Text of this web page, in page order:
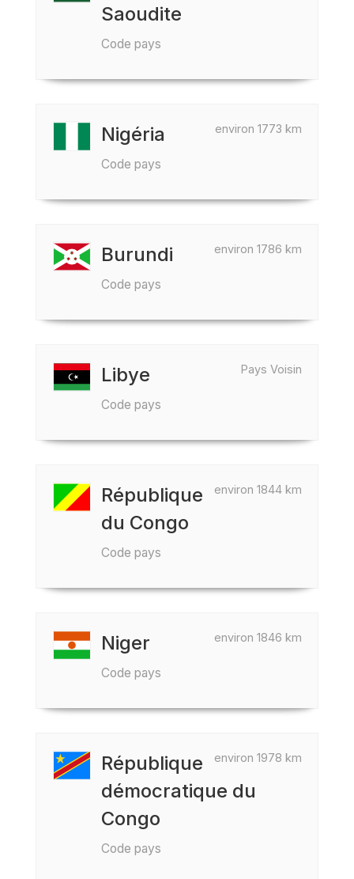
Saoudite
Code pays
environ 1773 km
Nigéria
Code pays
environ 1786 km
Burundi
Code pays
Pays Voisin
Libye
Code pays
environ 1844 km
République
du Congo
Code pays
environ 1846 km
Niger
Code pays
environ 1978 km
République
démocratique du
Congo
Code pays